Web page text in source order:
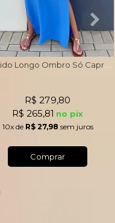
V
estido Longo Ombro Só Capri Azul Royal
R$ 279,80
R$ 265,81 no pix
10xde R$ 27,98 sem juros
Comprar